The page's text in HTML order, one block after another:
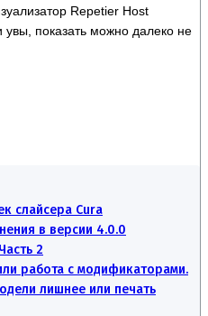
Repetier Host
увы, показать можно далеко не
слайсера Cura
в версии 4.0.0
2
работа с модификаторами.
лишнее или печать